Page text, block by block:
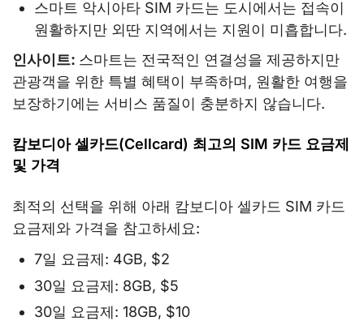
스마트 악시아타 SIM 카드는 도시에서는 접속이
원활하지만 외딴 지역에서는 지원이 미흡합니다.
인사이트: 스마트는 전국적인 연결성을 제공하지만
관광객을 위한 특별 혜택이 부족하며, 원활한 여행을
보장하기에는 서비스 품질이 충분하지 않습니다.
캄보디아 셀카드(Cellcard) 최고의 SIM 카드 요금제
및 가격
최적의 선택을 위해 아래 캄보디아 셀카드 SIM 카드
요금제와 가격을 참고하세요:
7일 요금제: 4GB, $2
30일 요금제: 8GB, $5
30일 요금제: 18GB, $10